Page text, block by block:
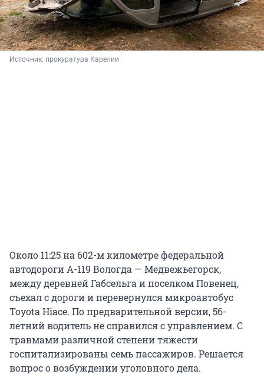
Источник: прокуратура Карелии
Около 11:25 на 602-м километре федеральной
автодороги А-119 Вологда — Медвежьегорск,
между деревней Габсельга и поселком Повенец,
съехал с дороги и перевернулся микроавтобус
Toyota Hiace. По предварительной версии, 56-
летний водитель не справился с управлением. С
травмами различной степени тяжести
госпитализированы семь пассажиров. Решается
вопрос о возбуждении уголовного дела.